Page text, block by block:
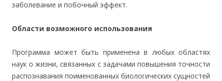
заболевание и побочный эффект.
Области возможного использования
Программа может быть применена в любых областях
наук о жизни, связанных с задачами повышения точности
распознавания поименованных биологических сущностей